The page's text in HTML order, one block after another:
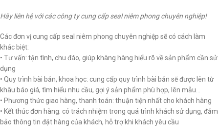
Hãy liên hệ với các công ty cung cấp seal niêm phong chuyên nghiệp!
Các đơn vị cung cấp seal niêm phong chuyên nghiệp sẽ có cách làm
khác biệt:
• Tư vấn: tận tình, chu đáo, giúp khàng hàng hiểu rõ về sản phẩm cần sử
dụng
• Quy trình bài bản, khoa học: cung cấp quy trình bài bản sẽ được lên từ
khâu báo giá, tìm hiểu nhu cầu, gợi ý sản phẩm phù hợp, lên mẫu…
• Phương thức giao hàng, thanh toán: thuận tiện nhất cho khách hàng
• Kết thúc đơn hàng: có trách nhiệm trong quá trình khách sử dụng, đảm
bảo thông tin đặt hàng của khách, hỗ trợ khi khách yêu cầu